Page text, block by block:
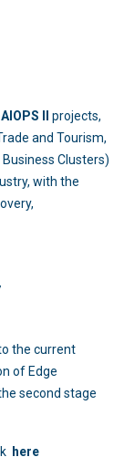
II
projects,
and Tourism,
Clusters)
with the
214
the current
of Edge
second stage
here